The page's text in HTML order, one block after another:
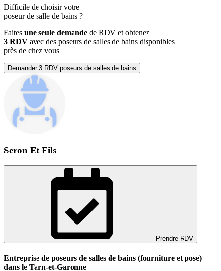
Difficile de choisir votre
poseur de salle de bains ?
Faites une seule demande de RDV et obtenez
3 RDV avec des poseurs de salles de bains disponibles
près de chez vous
Demander 3 RDV poseurs de salles de bains
Seron Et Fils
Prendre RDV
Entreprise de poseurs de salles de bains (fourniture et pose)
dans le Tarn-et-Garonne